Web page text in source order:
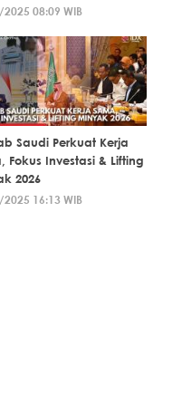
08:09 WIB
Saudi Perkuat Kerja
Fokus Investasi & Lifting
2026
16:13 WIB